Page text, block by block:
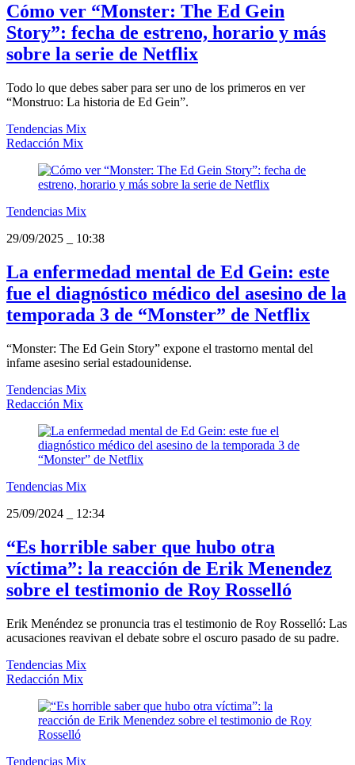
Cómo ver “Monster: The Ed Gein
Story”: fecha de estreno, horario y más
sobre la serie de Netflix
Todo lo que debes saber para ser uno de los primeros en ver
“Monstruo: La historia de Ed Gein”.
Tendencias Mix
Redacción Mix
Tendencias Mix
29/09/2025
10:38
La enfermedad mental de Ed Gein: este
fue el diagnóstico médico del asesino de la
temporada 3 de “Monster” de Netflix
“Monster: The Ed Gein Story” expone el trastorno mental del
infame asesino serial estadounidense.
Tendencias Mix
Redacción Mix
Tendencias Mix
25/09/2024
12:34
“Es horrible saber que hubo otra
víctima”: la reacción de Erik Menendez
sobre el testimonio de Roy Rosselló
Erik Menéndez se pronuncia tras el testimonio de Roy Rosselló: Las
acusaciones reavivan el debate sobre el oscuro pasado de su padre.
Tendencias Mix
Redacción Mix
Tendencias Mix